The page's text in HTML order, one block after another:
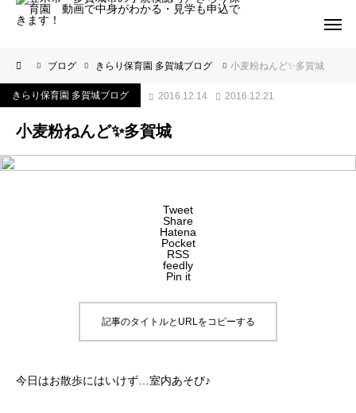
ブログ きらり保育園 多賀城ブログ 小麦粉ねんど✨多賀城
きらり保育園 多賀城ブログ 2016.12.14 2016.12.21
小麦粉ねんど✨多賀城
Tweet
Share
Hatena
Pocket
RSS
feedly
Pin it
記事のタイトルとURLをコピーする
今日はお散歩にはいけず…室内あそび♪